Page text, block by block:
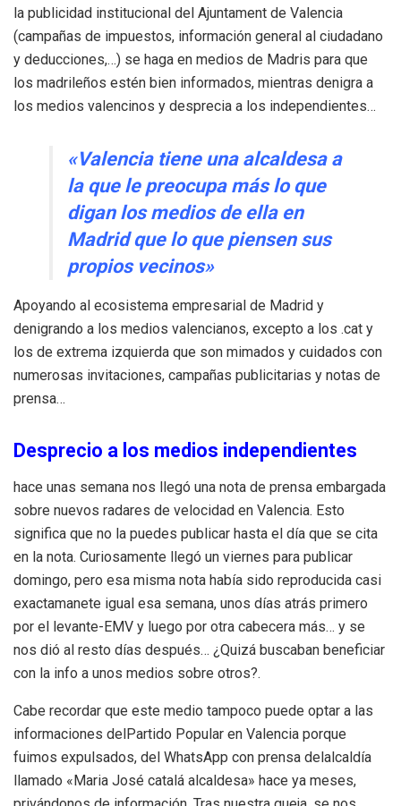
la publicidad institucional del Ajuntament de Valencia
(campañas de impuestos, información general al ciudadano
y deducciones,…) se haga en medios de Madris para que
los madrileños estén bien informados, mientras denigra a
los medios valencinos y desprecia a los independientes…
«Valencia tiene una alcaldesa a
la que le preocupa más lo que
digan los medios de ella en
Madrid que lo que piensen sus
propios vecinos»
Apoyando al ecosistema empresarial de Madrid y
denigrando a los medios valencianos, excepto a los .cat y
los de extrema izquierda que son mimados y cuidados con
numerosas invitaciones, campañas publicitarias y notas de
prensa…
Desprecio a los medios independientes
hace unas semana nos llegó una nota de prensa embargada
sobre nuevos radares de velocidad en Valencia. Esto
significa que no la puedes publicar hasta el día que se cita
en la nota. Curiosamente llegó un viernes para publicar
domingo, pero esa misma nota había sido reproducida casi
exactamanete igual esa semana, unos días atrás primero
por el levante-EMV y luego por otra cabecera más… y se
nos dió al resto días después… ¿Quizá buscaban beneficiar
con la info a unos medios sobre otros?.
Cabe recordar que este medio tampoco puede optar a las
informaciones delPartido Popular en Valencia porque
fuimos expulsados, del WhatsApp con prensa delalcaldía
llamado «Maria José catalá alcaldesa» hace ya meses,